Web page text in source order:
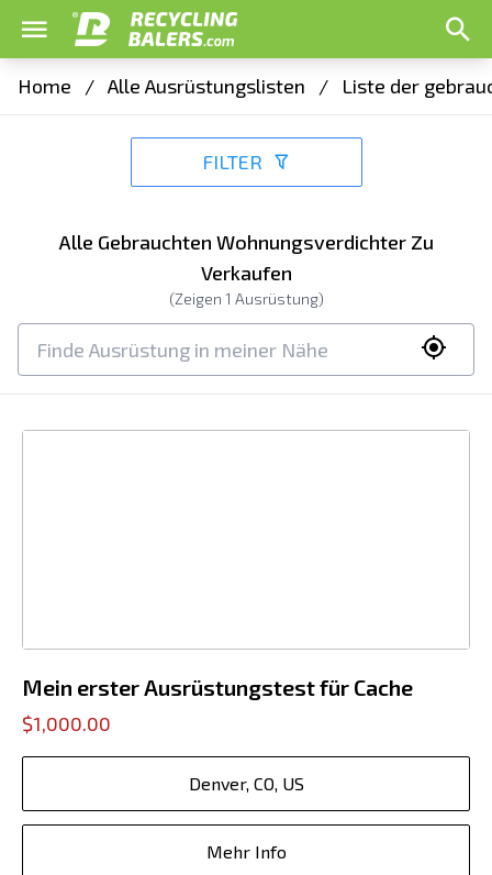
Home / Alle Ausrüstungslisten / Liste der
FILTER
Alle Gebrauchten Wohnungsverdichter Zu
Verkaufen
(Zeigen 1 Ausrüstung)
Mein erster Ausrüstungstest für Cache
$1,000.00
Denver, CO, US
Mehr Info